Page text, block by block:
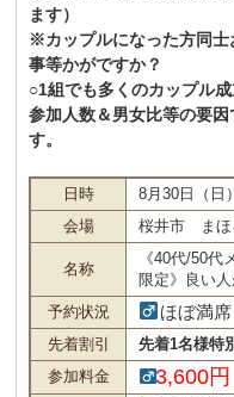
ます）
※カップルになった方同士
事等かがですか？
○1組でも多くのカップル
参加人数＆男女比等の要
す。
日時
8月30日（日
会場
桜井市 まほ
名称
《40代/50
限定》良い
予約状況
ほぼ満席
先着割引
先着1名様特
参加料金
3,600円